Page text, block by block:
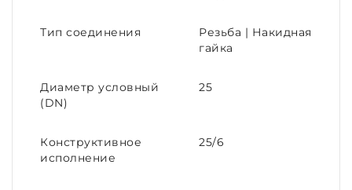
Тип соединения
Резьба | Накидная
гайка
Диаметр условный
(DN)
25
Конструктивное
исполнение
25/6